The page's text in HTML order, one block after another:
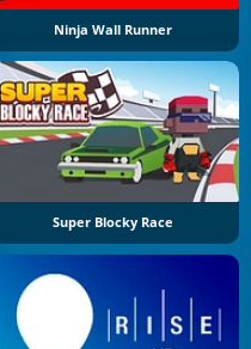
Ninja Wall Runner
Super Blocky Race